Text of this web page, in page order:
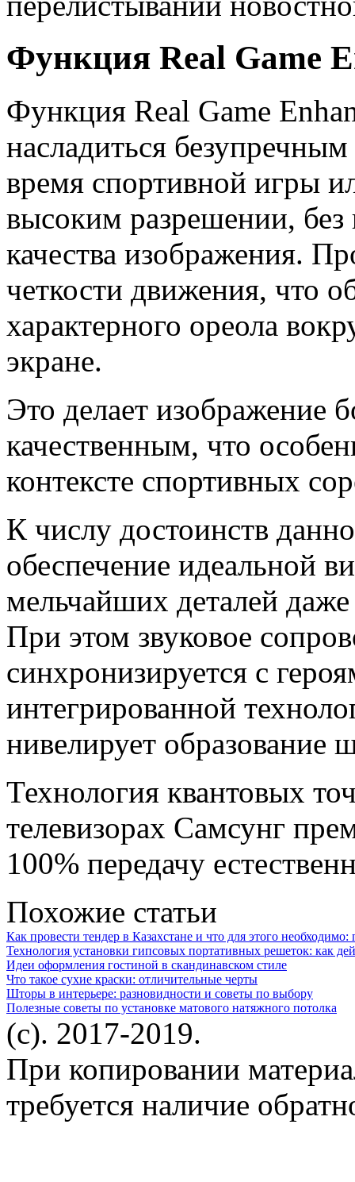
Функция Real Game
Функция Real Game
насладиться
время спортивной игры
высоким разрешении,
качества изображения.
четкости движения, что
характерного ореола
экране.
Это делает изображение
качественным, что
контексте спортивных
К числу достоинств
обеспечение идеальной
мельчайших деталей
При этом звуковое
синхронизируется с
интегрированной
нивелирует образование
Технология квантовых
телевизорах Самсунг
100% передачу
Похожие статьи
Как провести тендер в Казахстане и что для этого необходимо:
Технология установки гипсовых портативных решеток: как
Идеи оформления гостиной в скандинавском стиле
Что такое сухие краски: отличительные черты
Шторы в интерьере: разновидности и советы по выбору
Полезные советы по установке матового натяжного потолка
(c). 2017-2019.
При копировании
требуется наличие